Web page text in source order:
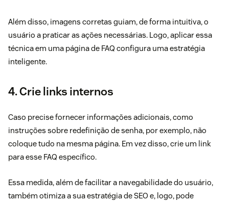
Além disso, imagens corretas guiam, de forma intuitiva, o
usuário a praticar as ações necessárias. Logo, aplicar essa
técnica em uma página de FAQ configura uma estratégia
inteligente.
4. Crie links internos
Caso precise fornecer informações adicionais, como
instruções sobre redefinição de senha, por exemplo, não
coloque tudo na mesma página. Em vez disso, crie um link
para esse FAQ específico.
Essa medida, além de facilitar a navegabilidade do usuário,
também otimiza a sua estratégia de SEO e, logo, pode